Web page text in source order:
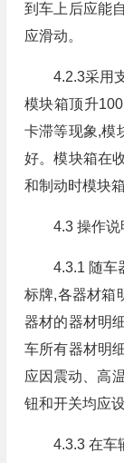
到车上后应能
应滑动。
4.2.3采用
模块箱顶升
卡滞等现象,模
好。模块箱在
和制动时模块
4.3 操作
4.3.1 随车
标牌,各器材箱
器材的器材明
车所有器材明
应因震动、高
钮和开关均应
4.3.3 在车